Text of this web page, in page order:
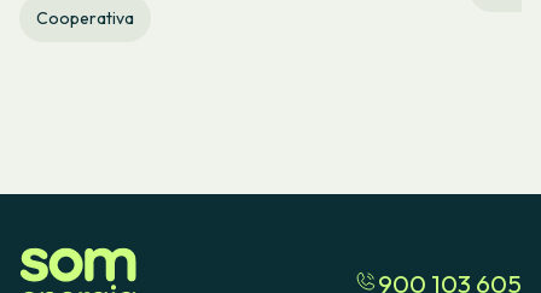
Cooperativa
900 103 605